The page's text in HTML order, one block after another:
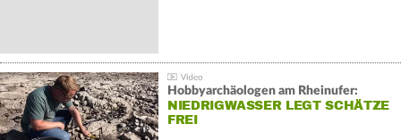
Hobbyarchäologen am Rheinufer:
NIEDRIGWASSER LEGT SCHÄTZE
FREI